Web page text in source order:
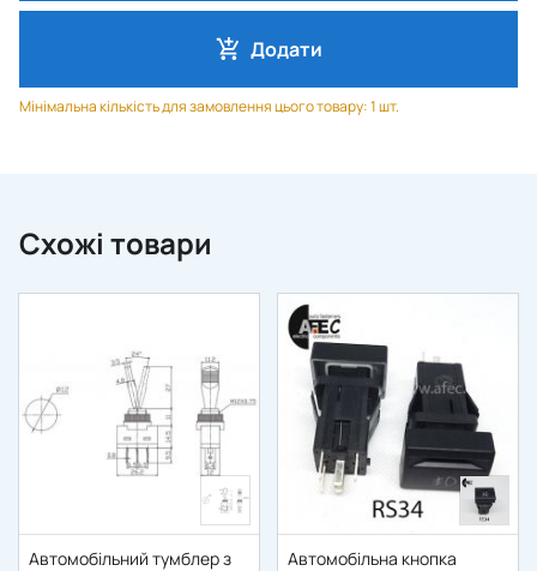
Додати
Мінімальна кількість для замовлення цього товару: 1 шт.
Схожі товари
Автомобільний тумблер з
Автомобільна кнопка